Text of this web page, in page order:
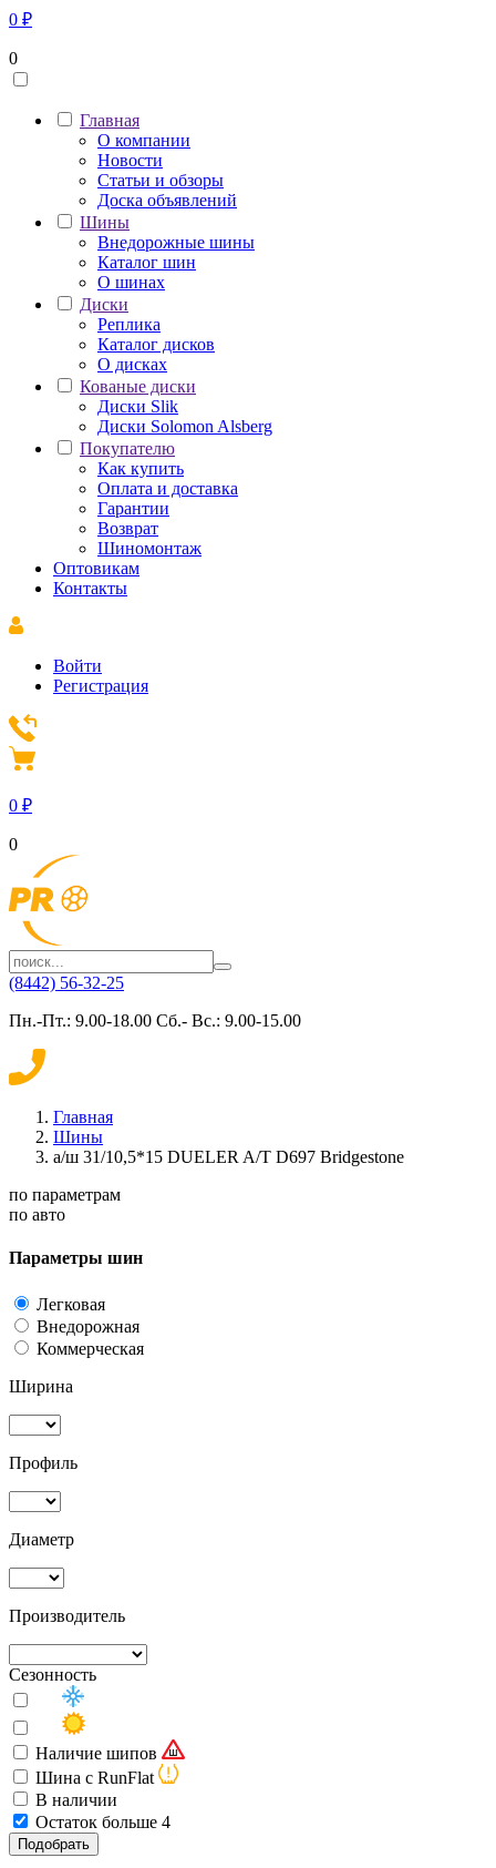
0 ₽
0
Главная
О компании
Новости
Статьи и обзоры
Доска объявлений
Шины
Внедорожные шины
Каталог шин
О шинах
Диски
Реплика
Каталог дисков
О дисках
Кованые диски
Диски Slik
Диски Solomon Alsberg
Покупателю
Как купить
Оплата и доставка
Гарантии
Возврат
Шиномонтаж
Оптовикам
Контакты
Войти
Регистрация
0 ₽
0
(8442) 56-32-25
Пн.-Пт.: 9.00-18.00 Сб.- Вс.: 9.00-15.00
Главная
Шины
а/ш 31/10,5*15 DUELER A/T D697 Bridgestone
по параметрам
по авто
Параметры шин
Легковая
Внедорожная
Коммерческая
Ширина
Профиль
Диаметр
Производитель
Сезонность
Наличие шипов
Шина с RunFlat
В наличии
Остаток больше 4
Подобрать